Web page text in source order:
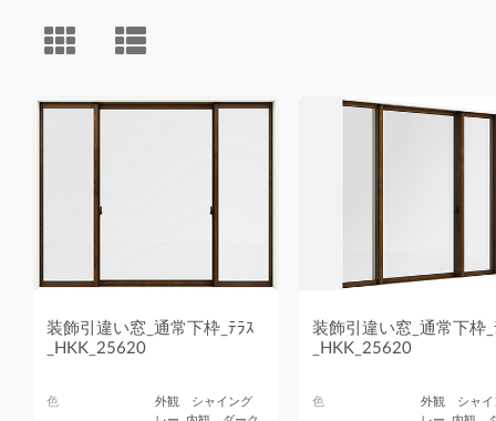
装飾引違い窓_通常下枠_ﾃﾗｽ
_HKK_25620
色
外観 シャイング
装飾引違い窓_通常下枠_
_HKK_25620
色
外観 シャイ